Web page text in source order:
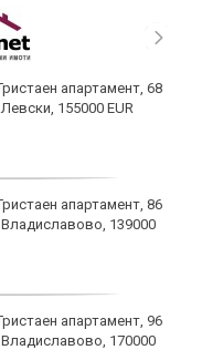
апартамент, 68
155000 EUR
апартамент, 86
139000
апартамент, 96
170000